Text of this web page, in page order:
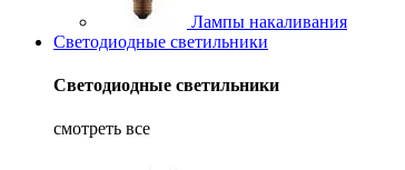
Лампы накаливания
Светодиодные светильники
Светодиодные светильники
смотреть все